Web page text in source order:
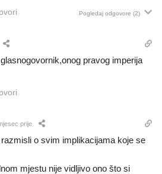
Pogledaj odgovore (2)
pravog imperija
prije
o svim implikacijama koje se
mjestu nije vidljivo ono što si